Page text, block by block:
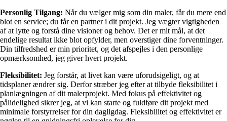
Personlig Tilgang: Når du vælger mig som din maler, får du mere end
blot en service; du får en partner i dit projekt. Jeg vægter vigtigheden
af at lytte og forstå dine visioner og behov. Det er mit mål, at det
endelige resultat ikke blot opfylder, men overstiger dine forventninger.
Din tilfredshed er min prioritet, og det afspejles i den personlige
opmærksomhed, jeg giver hvert projekt.
Fleksibilitet: Jeg forstår, at livet kan være uforudsigeligt, og at
tidsplaner ændrer sig. Derfor stræber jeg efter at tilbyde fleksibilitet i
planlægningen af dit malerprojekt. Med fokus på effektivitet og
pålidelighed sikrer jeg, at vi kan starte og fuldføre dit projekt med
minimale forstyrrelser for din dagligdag. Fleksibilitet og effektivitet er